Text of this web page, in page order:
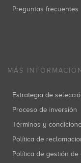
Preguntas frecuentes
MÁS INFORMACIÓN
Estrategia de
Proceso de inversión
Términos y
Política de
Política de gestión